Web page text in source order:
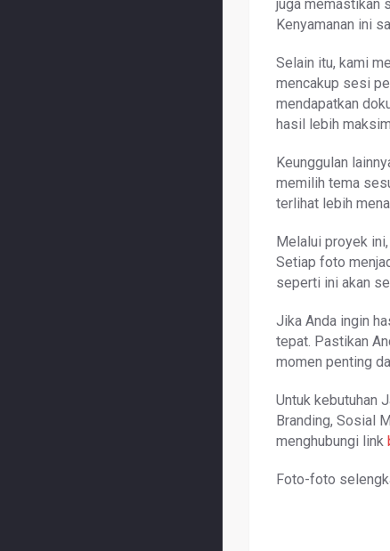
juga memastikan
Kenyamanan ini
Selain itu, kami
mencakup sesi
mendapatkan
hasil lebih
Keunggulan
memilih tema
terlihat lebih
Melalui proyek
Setiap foto
seperti ini akan
Jika Anda ingin
tepat. Pastikan
momen penting
Untuk kebutuhan
Branding, Sosial
menghubungi link
Foto-foto